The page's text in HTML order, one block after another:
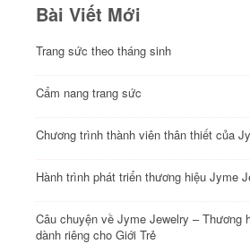
Bài Viết Mới
Trang sức theo tháng sinh
Cẩm nang trang sức
Chương trình thành viên thân thiết của
Hành trình phát triển thương hiệu Jyme
Câu chuyện về Jyme Jewelry – Thương
dành riêng cho Giới Trẻ